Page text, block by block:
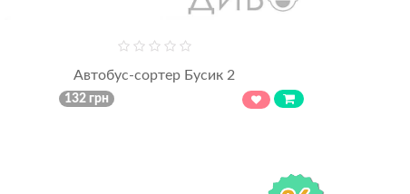
Автобус-сортер Бусик 2
132 грн